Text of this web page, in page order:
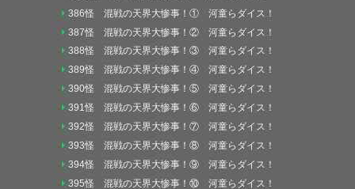
386怪 混戦の天界大惨事！① 河童らダイス！
387怪 混戦の天界大惨事！② 河童らダイス！
388怪 混戦の天界大惨事！③ 河童らダイス！
389怪 混戦の天界大惨事！④ 河童らダイス！
390怪 混戦の天界大惨事！⑤ 河童らダイス！
391怪 混戦の天界大惨事！⑥ 河童らダイス！
392怪 混戦の天界大惨事！⑦ 河童らダイス！
393怪 混戦の天界大惨事！⑧ 河童らダイス！
394怪 混戦の天界大惨事！⑨ 河童らダイス！
395怪 混戦の天界大惨事！⑩ 河童らダイス！